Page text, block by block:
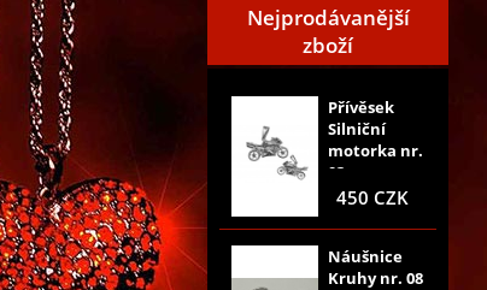
Nejprodávanější
zboží
Přívěsek
Silniční
motorka nr.
03
450 CZK
Náušnice
Kruhy nr. 08